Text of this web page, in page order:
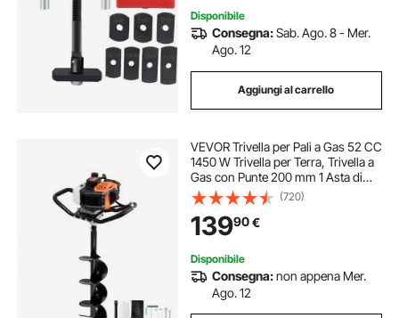
Disponibile
Consegna:Sab. Ago. 8 - Mer.
Ago. 12
Aggiungi al carrello
VEVOR Trivella per Pali a Gas 52 CC
1450 W Trivella per Terra, Trivella a
Gas con Punte 200 mm 1 Asta di
Prolunga, Trivella per Pali di
Recinzione per Piante da Giardino,
Piantagione, Arancione e Nero
(720)
13990€
Disponibile
Consegna:non appena Mer.
Ago. 12